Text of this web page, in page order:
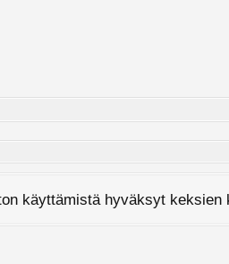
käyttämistä hyväksyt keksien